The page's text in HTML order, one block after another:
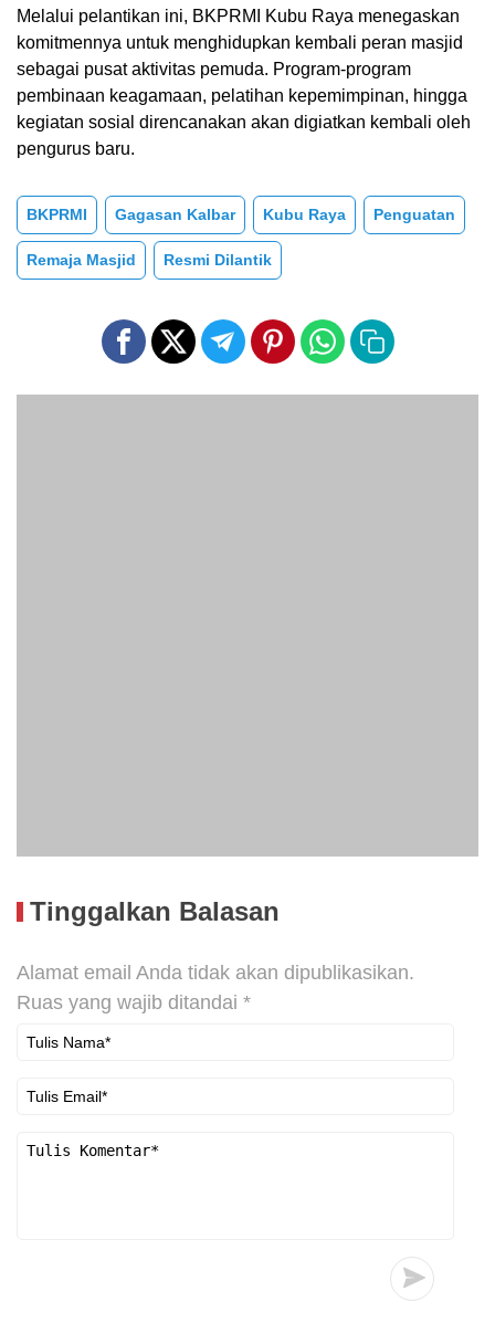
Melalui pelantikan ini, BKPRMI Kubu Raya menegaskan
komitmennya untuk menghidupkan kembali peran masjid
sebagai pusat aktivitas pemuda. Program-program
pembinaan keagamaan, pelatihan kepemimpinan, hingga
kegiatan sosial direncanakan akan digiatkan kembali oleh
pengurus baru.
BKPRMI Gagasan Kalbar Kubu Raya Penguatan
Remaja Masjid Resmi Dilantik
Tinggalkan Balasan
Alamat email Anda tidak akan dipublikasikan.
Ruas yang wajib ditandai *